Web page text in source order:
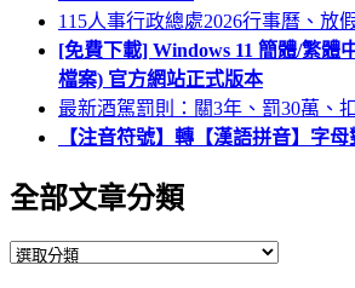
115人事行政總處2026行事曆、放
[免費下載] Windows 11 簡體/繁體
檔案) 官方網站正式版本
最新酒駕罰則：關3年、罰30萬、
【注音符號】轉【漢語拼音】字母
全部文章分類
全